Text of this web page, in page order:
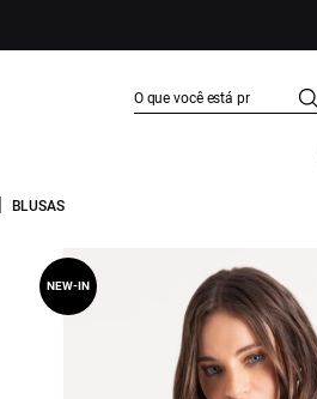
| BLUSAS
NEW-IN